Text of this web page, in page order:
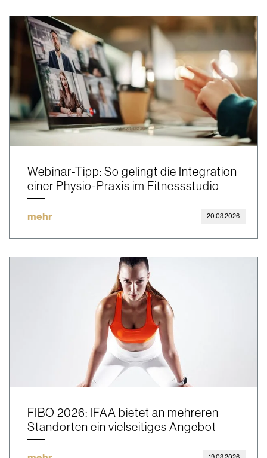
Webinar-Tipp: So gelingt die Integration
einer Physio-Praxis im Fitnessstudio
mehr 20.03.2026
FIBO 2026: IFAA bietet an mehreren
Standorten ein vielseitiges Angebot